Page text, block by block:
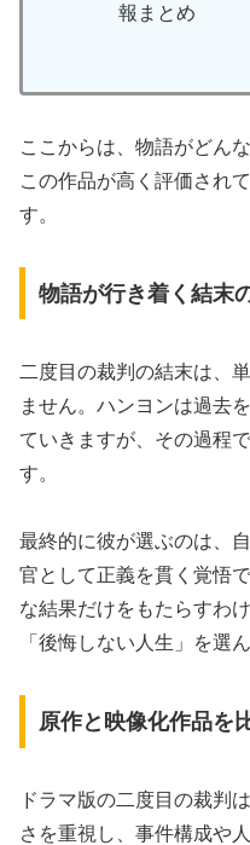
報まとめ
ここからは、物語がどん
この作品が高く評価され
す。
物語が行き着く結末
二度目の裁判の結末は、
ません。ハンヨンは過去
ていきますが、その過程
す。
最終的に彼が選ぶのは、
官として正義を貫く覚悟
な結果だけをもたらすわ
「後悔しない人生」を選
原作と映像化作品を
ドラマ版の二度目の裁判
さを重視し、事件構成や